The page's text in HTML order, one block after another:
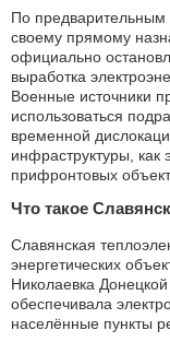
По предварительным
своему прямому
официально
выработка
Военные источники
использоваться
временной
инфраструктуры, как
прифронтовых
Что такое
Славянская
энергетических
Николаевка
обеспечивала
населённые пункты